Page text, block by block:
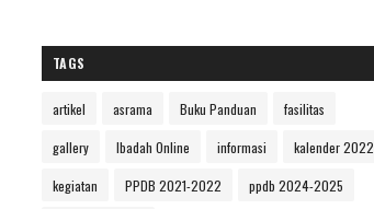
TAGS
artikel asrama Buku Panduan fasilitas
gallery Ibadah Online informasi kalender 2022
kegiatan PPDB 2021-2022 ppdb 2024-2025